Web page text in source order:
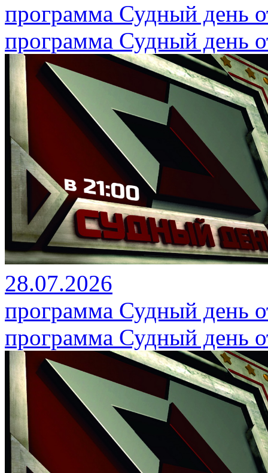
программа Судный день
программа Судный день
28.07.2026
программа Судный день
программа Судный день